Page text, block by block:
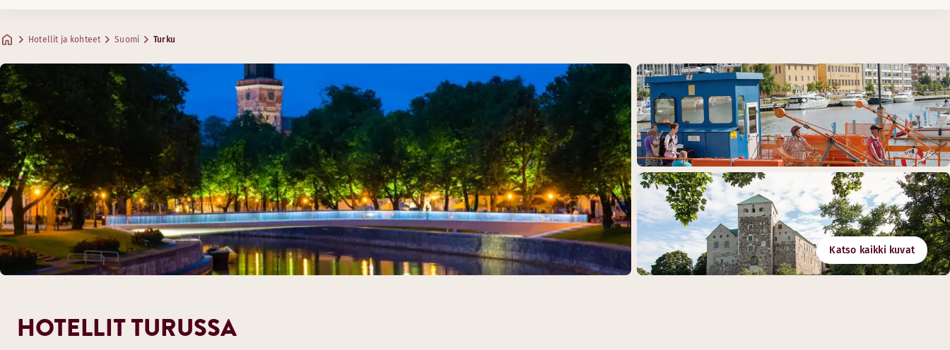
Hotellit ja kohteet Suomi Turku
Katso kaikki kuvat
HOTELLIT TURUSSA